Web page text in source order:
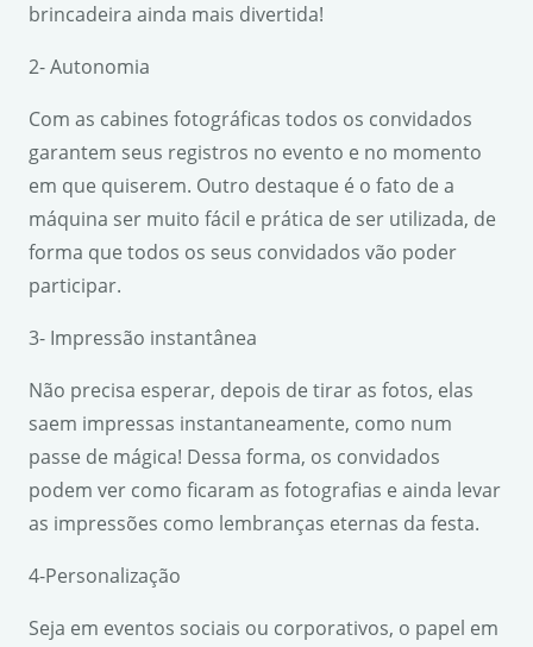
brincadeira ainda mais divertida!
2- Autonomia
Com as cabines fotográficas todos os convidados
garantem seus registros no evento e no momento
em que quiserem. Outro destaque é o fato de a
máquina ser muito fácil e prática de ser utilizada, de
forma que todos os seus convidados vão poder
participar.
3- Impressão instantânea
Não precisa esperar, depois de tirar as fotos, elas
saem impressas instantaneamente, como num
passe de mágica! Dessa forma, os convidados
podem ver como ficaram as fotografias e ainda levar
as impressões como lembranças eternas da festa.
4-Personalização
Seja em eventos sociais ou corporativos, o papel em